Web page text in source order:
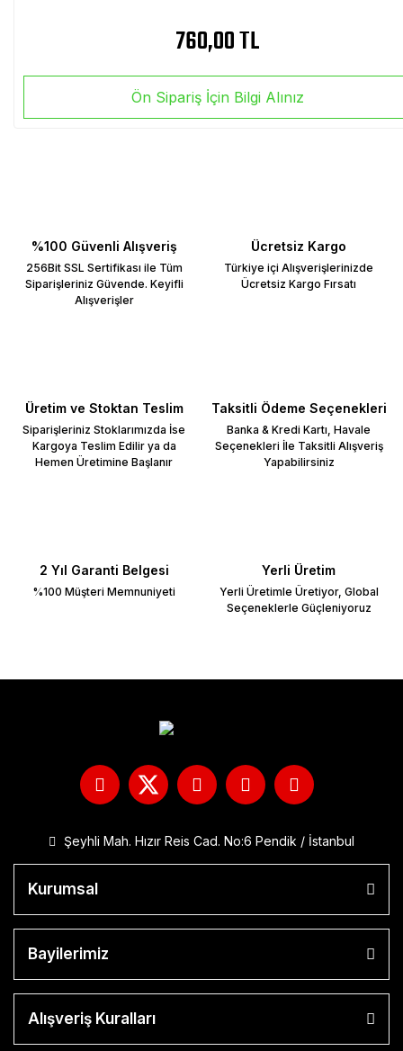
760,00 TL
Ön Sipariş İçin Bilgi Alınız
%100 Güvenli Alışveriş
256Bit SSL Sertifikası ile Tüm
Siparişleriniz Güvende. Keyifli
Alışverişler
Ücretsiz Kargo
Türkiye içi Alışverişlerinizde
Ücretsiz Kargo Fırsatı
Üretim ve Stoktan Teslim
Siparişleriniz Stoklarımızda İse
Kargoya Teslim Edilir ya da
Hemen Üretimine Başlanır
Taksitli Ödeme Seçenekleri
Banka & Kredi Kartı, Havale
Seçenekleri İle Taksitli Alışveriş
Yapabilirsiniz
2 Yıl Garanti Belgesi
%100 Müşteri Memnuniyeti
Yerli Üretim
Yerli Üretimle Üretiyor, Global
Seçeneklerle Güçleniyoruz
Şeyhli Mah. Hızır Reis Cad. No:6 Pendik / İstanbul
Kurumsal
Bayilerimiz
Alışveriş Kuralları